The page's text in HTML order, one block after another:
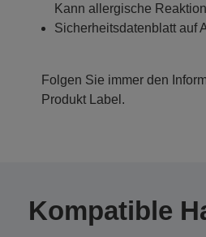
Kann allergische
Sicherheitsdatenblatt auf
Folgen Sie immer den
Produkt Label.
Kompatible